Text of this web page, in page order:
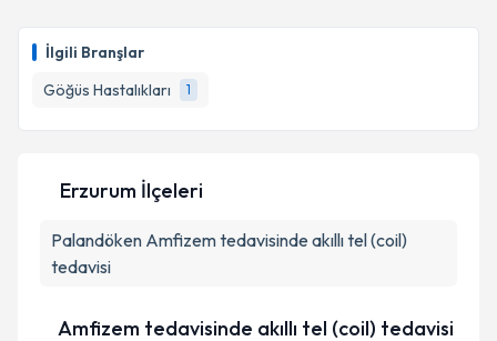
İlgili Branşlar
Göğüs Hastalıkları
1
takvim hazırlandığında e-posta ile bilgilendireceğiz.
E-posta Adresiniz
Metni 'ni okudum ve kişisel verilerimin belirtilen
kapsamda işlenmesini kabul ediyorum.
Takvim Talebini Gönder
Erzurum İlçeleri
Palandöken Amfizem tedavisinde akıllı tel (coil)
tedavisi
Amfizem tedavisinde akıllı tel (coil) tedavisi